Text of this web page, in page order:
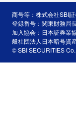
商号等：株式会社SBI
登録番号：関東財務局
加入協会：日本証券業
般社団法人日本暗号資
© SBI SECURITIES